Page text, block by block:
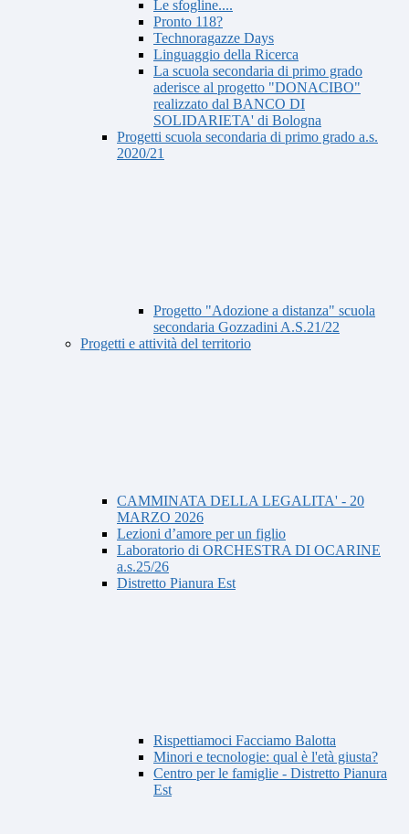
Le sfogline....
Pronto 118?
Technoragazze Days
Linguaggio della Ricerca
La scuola secondaria di primo grado
aderisce al progetto "DONACIBO"
realizzato dal BANCO DI
SOLIDARIETA' di Bologna
Progetti scuola secondaria di primo grado a.s.
2020/21
Progetto "Adozione a distanza" scuola
secondaria Gozzadini A.S.21/22
Progetti e attività del territorio
CAMMINATA DELLA LEGALITA' - 20
MARZO 2026
Lezioni d’amore per un figlio
Laboratorio di ORCHESTRA DI OCARINE
a.s.25/26
Distretto Pianura Est
Rispettiamoci Facciamo Balotta
Minori e tecnologie: qual è l'età giusta?
Centro per le famiglie - Distretto Pianura
Est